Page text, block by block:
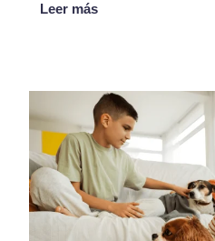
Leer más